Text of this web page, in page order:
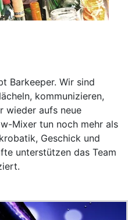
Barkeeper. Wir sind
kommunizieren,
wieder aufs neue
Mixer tun noch mehr als
Geschick und
unterstützen das Team